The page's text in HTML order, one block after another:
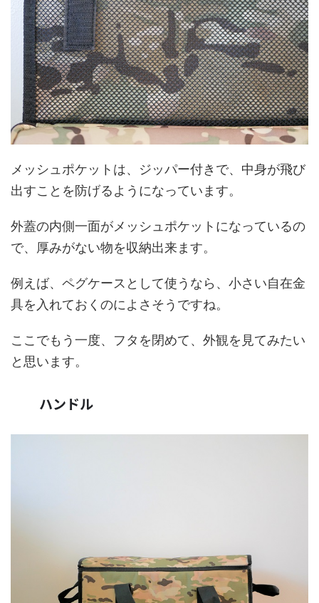
メッシュポケットは、ジッパー付きで、中身が飛び
出すことを防げるようになっています。
外蓋の内側一面がメッシュポケットになっているの
で、厚みがない物を収納出来ます。
例えば、ペグケースとして使うなら、小さい自在金
具を入れておくのによさそうですね。
ここでもう一度、フタを閉めて、外観を見てみたい
と思います。
ハンドル